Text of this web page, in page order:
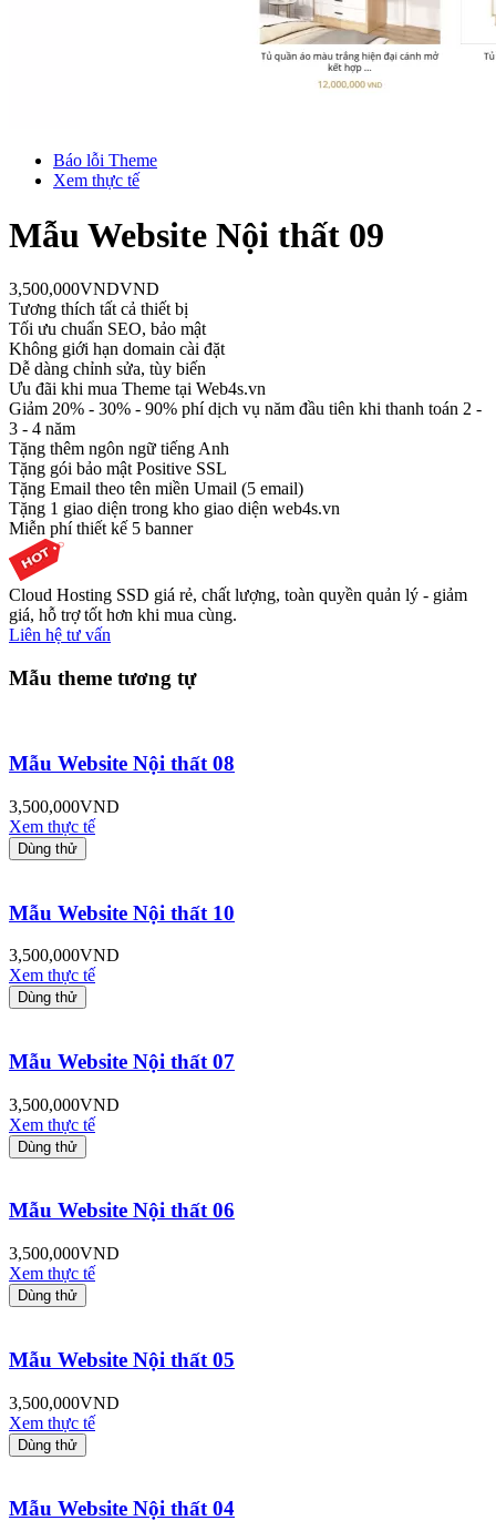
Báo lỗi Theme
Xem thực tế
Mẫu Website Nội thất 09
3,500,000VNDVND
Tương thích tất cả thiết bị
Tối ưu chuẩn SEO, bảo mật
Không giới hạn domain cài đặt
Dễ dàng chỉnh sửa, tùy biến
Ưu đãi khi mua Theme tại Web4s.vn
Giảm 20% - 30% - 90% phí dịch vụ năm đầu tiên khi thanh toán 2 -
3 - 4 năm
Tặng thêm ngôn ngữ tiếng Anh
Tặng gói bảo mật Positive SSL
Tặng Email theo tên miền Umail (5 email)
Tặng 1 giao diện trong kho giao diện web4s.vn
Miễn phí thiết kế 5 banner
Cloud Hosting SSD giá rẻ, chất lượng, toàn quyền quản lý - giảm
giá, hỗ trợ tốt hơn khi mua cùng.
Liên hệ tư vấn
Mẫu theme tương tự
Mẫu Website Nội thất 08
3,500,000VND
Xem thực tế
Dùng thử
Mẫu Website Nội thất 10
3,500,000VND
Xem thực tế
Dùng thử
Mẫu Website Nội thất 07
3,500,000VND
Xem thực tế
Dùng thử
Mẫu Website Nội thất 06
3,500,000VND
Xem thực tế
Dùng thử
Mẫu Website Nội thất 05
3,500,000VND
Xem thực tế
Dùng thử
Mẫu Website Nội thất 04